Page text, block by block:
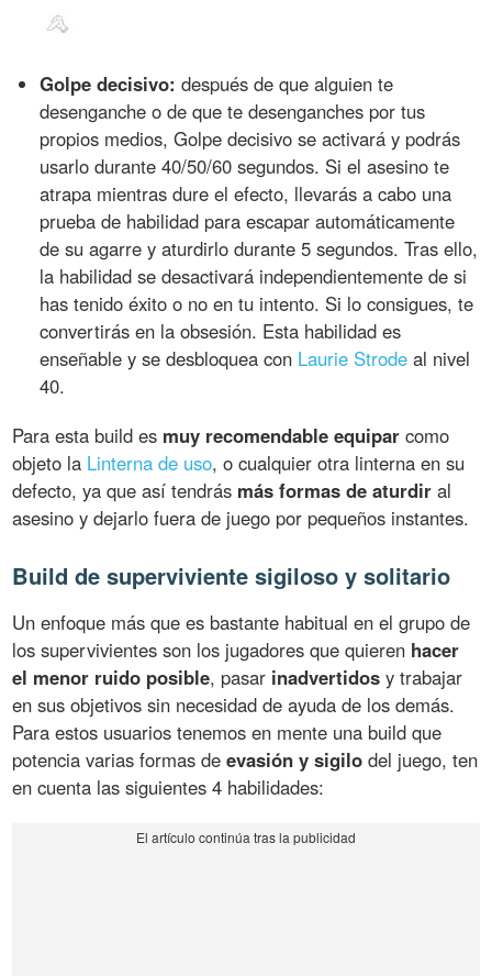
Golpe decisivo: después de que alguien te
desenganche o de que te desenganches por tus
propios medios, Golpe decisivo se activará y podrás
usarlo durante 40/50/60 segundos. Si el asesino te
atrapa mientras dure el efecto, llevarás a cabo una
prueba de habilidad para escapar automáticamente
de su agarre y aturdirlo durante 5 segundos. Tras ello,
la habilidad se desactivará independientemente de si
has tenido éxito o no en tu intento. Si lo consigues, te
convertirás en la obsesión. Esta habilidad es
enseñable y se desbloquea con Laurie Strode al nivel
40.
Para esta build es muy recomendable equipar como
objeto la Linterna de uso, o cualquier otra linterna en su
defecto, ya que así tendrás más formas de aturdir al
asesino y dejarlo fuera de juego por pequeños instantes.
Build de superviviente sigiloso y solitario
Un enfoque más que es bastante habitual en el grupo de
los supervivientes son los jugadores que quieren hacer
el menor ruido posible, pasar inadvertidos y trabajar
en sus objetivos sin necesidad de ayuda de los demás.
Para estos usuarios tenemos en mente una build que
potencia varias formas deevasión y sigilo del juego, ten
en cuenta las siguientes 4 habilidades: